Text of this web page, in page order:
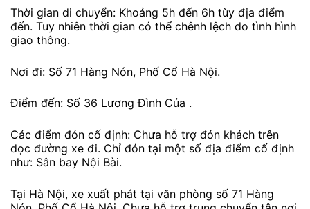
Thời gian di chuyển: Khoảng 5h đến 6h tùy địa điểm
đến. Tuy nhiên thời gian có thể chênh lệch do tình hình
giao thông.
Nơi đi: Số 71 Hàng Nón, Phố Cổ Hà Nội.
Điểm đến: Số 36 Lương Đình Của .
Các điểm đón cố định: Chưa hỗ trợ đón khách trên
dọc đường xe đi. Chỉ đón tại một số địa điểm cố định
như: Sân bay Nội Bài.
Tại Hà Nội, xe xuất phát tại văn phòng số 71 Hàng